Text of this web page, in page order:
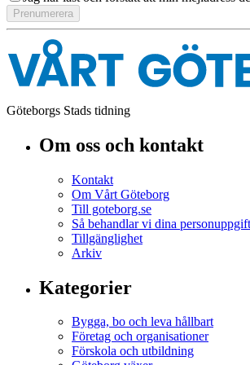
Göteborgs Stads tidning
Om oss och kontakt
Kontakt
Om Vårt Göteborg
Till goteborg.se
Så behandlar vi dina
Tillgänglighet
Arkiv
Kategorier
Bygga, bo och leva hållbart
Företag och organisationer
Förskola och utbildning